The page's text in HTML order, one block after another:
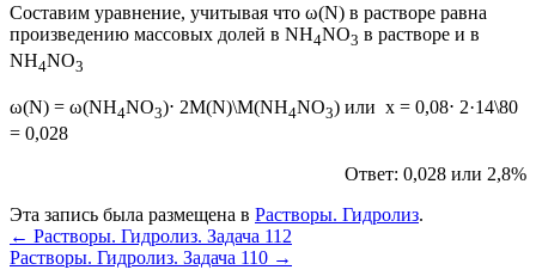
Составим уравнение, учитывая что ω(N) в растворе равна
произведению массовых долей в NH4NO3 в растворе и в
NH4NO3
ω(N) = ω(NH4NO3)⋅ 2M(N)\M(NH4NO3) или х = 0,08⋅ 2·14\80
= 0,028
Ответ: 0,028 или 2,8%
Эта запись была размещена в Растворы. Гидролиз.
Post
← Растворы. Гидролиз. Задача 112
Растворы. Гидролиз. Задача 110 →